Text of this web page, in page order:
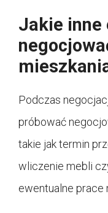
Jakie inne
Podczas
próbować
takie jak termin
wliczenie mebli
ewentualne prace